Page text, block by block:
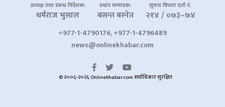
अध्यक्ष तथा प्रबन्ध निर्देशक:
धर्मराज भुसाल
प्रधान सम्पादक:
बसन्त बस्नेत
सूचना विभाग दर्ता नं.
२१४ / ०७३–७४
+977-1-4790176, +977-1-4796489
news@onlinekhabar.com
© २००६-२०२६ Onlinekhabar.com सर्वाधिकार सुरक्षित